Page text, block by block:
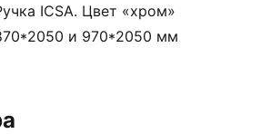
ICSA. Цвет «хром»
и 970*2050 мм